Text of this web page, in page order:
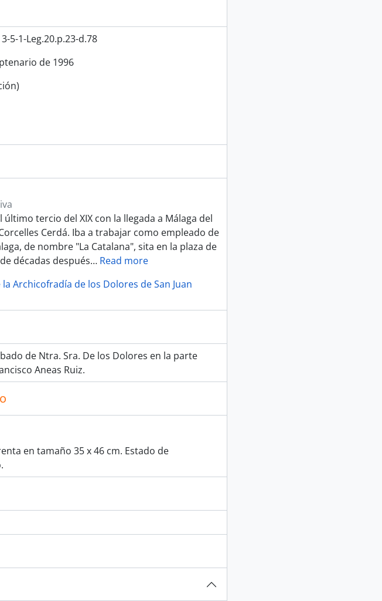
3-5-1-Leg.20.p.23-d.78
de 1996
último tercio del XIX con la llegada a Málaga del
Cerdá. Iba a trabajar como empleado de
de nombre "La Catalana", sita en la plaza de
décadas después… Read more
Archicofradía de los Dolores de San Juan
de Ntra. Sra. De los Dolores en la parte
Aneas Ruiz.
en tamaño 35 x 46 cm. Estado de